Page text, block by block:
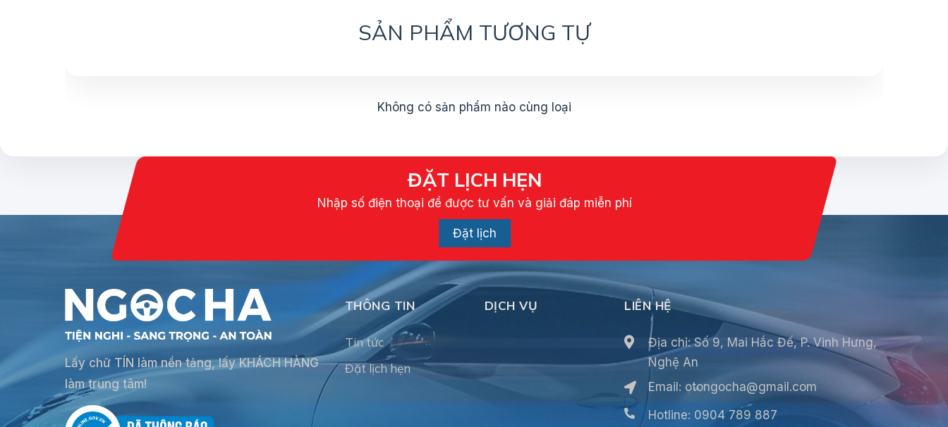
SẢN PHẨM TƯƠNG TỰ
Không có sản phẩm nào cùng loại
ĐẶT LỊCH HẸN
Nhập số điện thoại để được tư vấn và giải đáp miễn phí
Đặt lịch
Lấy chữ TÍN làm nền tảng, lấy KHÁCH HÀNG
làm trung tâm!
THÔNG TIN
Tin tức
Đặt lịch hẹn
DỊCH VỤ LIÊN HỆ
Địa chỉ: Số 9, Mai Hắc Đế, P. Vinh Hưng,
Nghệ An
Email: otongocha@gmail.com
Hotline: 0904 789 887